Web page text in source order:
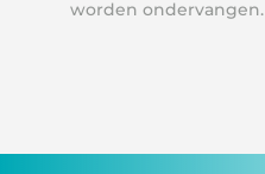
worden ondervangen.